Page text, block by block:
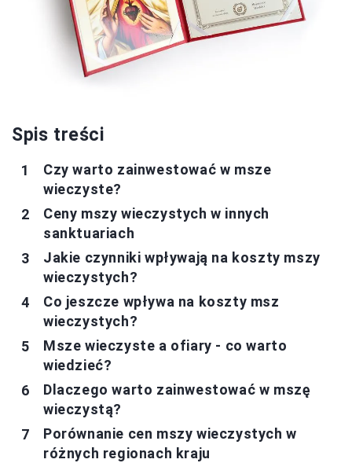
Spis treści
Czy warto zainwestować w msze
wieczyste?
Ceny mszy wieczystych w innych
sanktuariach
Jakie czynniki wpływają na koszty mszy
wieczystych?
Co jeszcze wpływa na koszty msz
wieczystych?
Msze wieczyste a ofiary - co warto
wiedzieć?
Dlaczego warto zainwestować w mszę
wieczystą?
Porównanie cen mszy wieczystych w
różnych regionach kraju